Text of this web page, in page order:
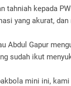
tahniah kepada
yang akurat,
Abdul Gapur
sudah ikut
mini ini,